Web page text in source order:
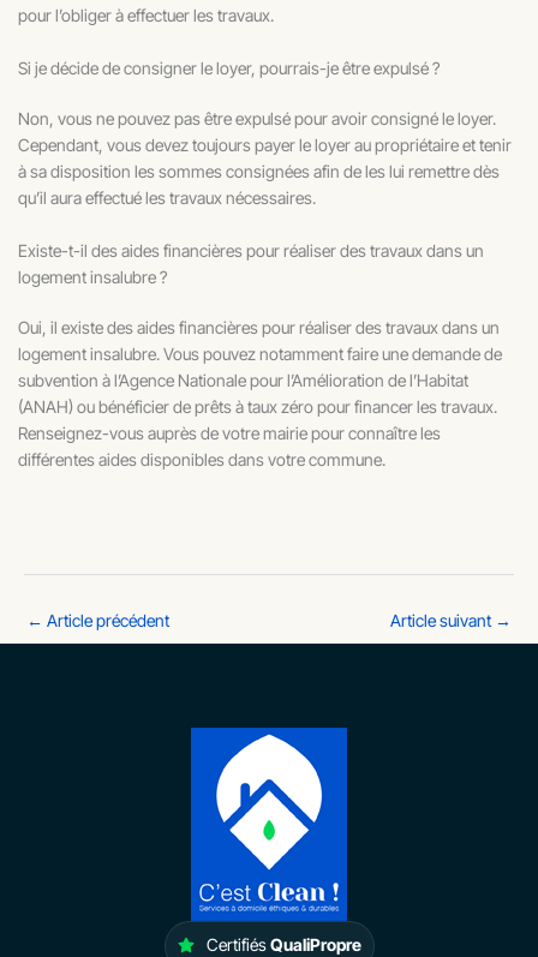
pour l’obliger à effectuer les travaux.
Si je décide de consigner le loyer, pourrais-je être expulsé ?
Non, vous ne pouvez pas être expulsé pour avoir consigné le loyer.
Cependant, vous devez toujours payer le loyer au propriétaire et tenir
à sa disposition les sommes consignées afin de les lui remettre dès
qu’il aura effectué les travaux nécessaires.
Existe-t-il des aides financières pour réaliser des travaux dans un
logement insalubre ?
Oui, il existe des aides financières pour réaliser des travaux dans un
logement insalubre. Vous pouvez notamment faire une demande de
subvention à l’Agence Nationale pour l’Amélioration de l’Habitat
(ANAH) ou bénéficier de prêts à taux zéro pour financer les travaux.
Renseignez-vous auprès de votre mairie pour connaître les
différentes aides disponibles dans votre commune.
← Article précédent Article suivant →
CertifiésQualiPropre